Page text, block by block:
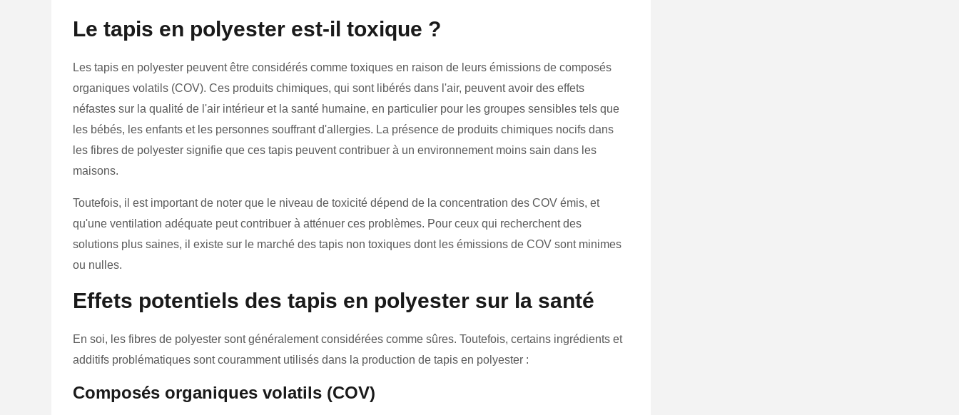
Le tapis en polyester est-il toxique ?
Les tapis en polyester peuvent être considérés comme toxiques en raison de leurs émissions de composés
organiques volatils (COV). Ces produits chimiques, qui sont libérés dans l'air, peuvent avoir des effets
néfastes sur la qualité de l'air intérieur et la santé humaine, en particulier pour les groupes sensibles tels que
les bébés, les enfants et les personnes souffrant d'allergies. La présence de produits chimiques nocifs dans
les fibres de polyester signifie que ces tapis peuvent contribuer à un environnement moins sain dans les
maisons.
Toutefois, il est important de noter que le niveau de toxicité dépend de la concentration des COV émis, et
qu'une ventilation adéquate peut contribuer à atténuer ces problèmes. Pour ceux qui recherchent des
solutions plus saines, il existe sur le marché des tapis non toxiques dont les émissions de COV sont minimes
ou nulles.
Effets potentiels des tapis en polyester sur la santé
En soi, les fibres de polyester sont généralement considérées comme sûres. Toutefois, certains ingrédients et
additifs problématiques sont couramment utilisés dans la production de tapis en polyester :
Composés organiques volatils (COV)